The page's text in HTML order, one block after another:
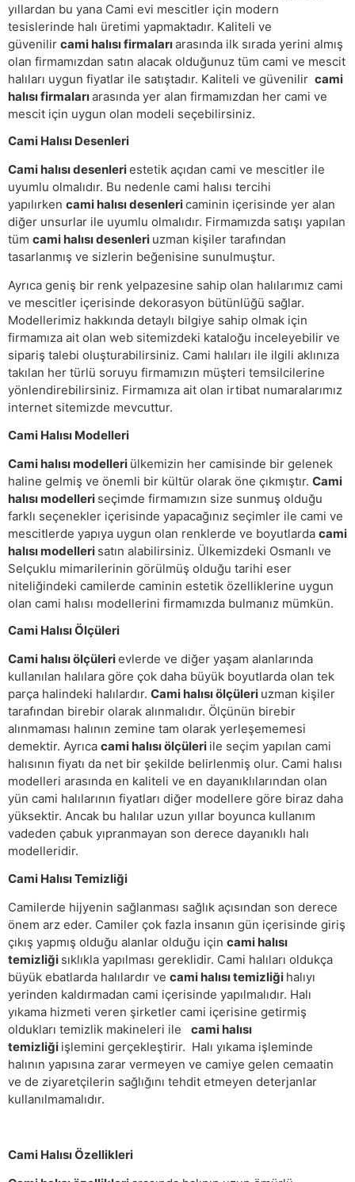
yıllardan bu yana Cami evi mescitler için modern
tesislerinde halı üretimi yapmaktadır. Kaliteli ve
güvenilir cami halısı firmalarıarasında ilk sırada yerini almış
olan firmamızdan satın alacak olduğunuz tüm cami ve mescit
halıları uygun fiyatlar ile satıştadır. Kaliteli ve güvenilir cami
halısı firmalarıarasında yer alan firmamızdan her cami ve
mescit için uygun olan modeli seçebilirsiniz.
Cami Halısı Desenleri
Cami halısı desenleriestetik açıdan cami ve mescitler ile
uyumlu olmalıdır. Bu nedenle cami halısı tercihi
yapılırken cami halısı desenlericaminin içerisinde yer alan
diğer unsurlar ile uyumlu olmalıdır. Firmamızda satışı yapılan
tüm cami halısı desenleri uzman kişiler tarafından
tasarlanmış ve sizlerin beğenisine sunulmuştur.
Ayrıca geniş bir renk yelpazesine sahip olan halılarımız cami
ve mescitler içerisinde dekorasyon bütünlüğü sağlar.
Modellerimiz hakkında detaylı bilgiye sahip olmak için
firmamıza ait olan web sitemizdeki kataloğu inceleyebilir ve
sipariş talebi oluşturabilirsiniz. Cami halıları ile ilgili aklınıza
takılan her türlü soruyu firmamızın müşteri temsilcilerine
yönlendirebilirsiniz. Firmamıza ait olan irtibat numaralarımız
internet sitemizde mevcuttur.
Cami Halısı Modelleri
Cami halısı modelleri ülkemizin her camisinde bir gelenek
haline gelmiş ve önemli bir kültür olarak öne çıkmıştır. Cami
halısı modelleri seçimde firmamızın size sunmuş olduğu
farklı seçenekler içerisinde yapacağınız seçimler ile cami ve
mescitlerde yapıya uygun olan renklerde ve boyutlarda cami
halısı modelleri satın alabilirsiniz. Ülkemizdeki Osmanlı ve
Selçuklu mimarilerinin görülmüş olduğu tarihi eser
niteliğindeki camilerde caminin estetik özelliklerine uygun
olan cami halısı modellerini firmamızda bulmanız mümkün.
Cami Halısı Ölçüleri
Cami halısı ölçülerievlerde ve diğer yaşam alanlarında
kullanılan halılara göre çok daha büyük boyutlarda olan tek
parça halindeki halılardır. Cami halısı ölçüleri uzman kişiler
tarafından birebir olarak alınmalıdır. Ölçünün birebir
alınmaması halının zemine tam olarak yerleşememesi
demektir. Ayrıca cami halısı ölçüleri ile seçim yapılan cami
halısının fiyatı da net bir şekilde belirlenmiş olur. Cami halısı
modelleri arasında en kaliteli ve en dayanıklılarından olan
yün cami halılarının fiyatları diğer modellere göre biraz daha
yüksektir. Ancak bu halılar uzun yıllar boyunca kullanım
vadeden çabuk yıpranmayan son derece dayanıklı halı
modelleridir.
Cami Halısı Temizliği
Camilerde hijyenin sağlanması sağlık açısından son derece
önem arz eder. Camiler çok fazla insanın gün içerisinde giriş
çıkış yapmış olduğu alanlar olduğu için cami halısı
temizliği sıklıkla yapılması gereklidir. Cami halıları oldukça
büyük ebatlarda halılardır ve cami halısı temizliği halıyı
yerinden kaldırmadan cami içerisinde yapılmalıdır. Halı
yıkama hizmeti veren şirketler cami içerisine getirmiş
oldukları temizlik makineleri ile cami halısı
temizliği işlemini gerçekleştirir. Halı yıkama işleminde
halının yapısına zarar vermeyen ve camiye gelen cemaatin
ve de ziyaretçilerin sağlığını tehdit etmeyen deterjanlar
kullanılmamalıdır.
Cami Halısı Özellikleri